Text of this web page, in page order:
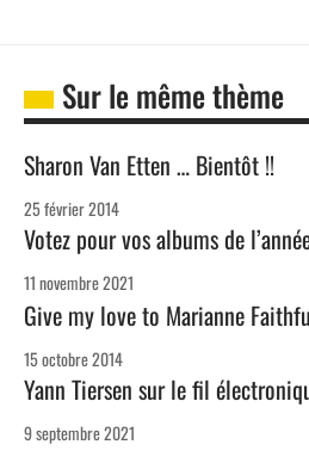
Sur le même thème
Sharon Van Etten … Bientôt !!
25 février 2014
Votez pour vos albums de
11 novembre 2021
Give my love to Marianne
15 octobre 2014
Yann Tiersen sur le fil
9 septembre 2021